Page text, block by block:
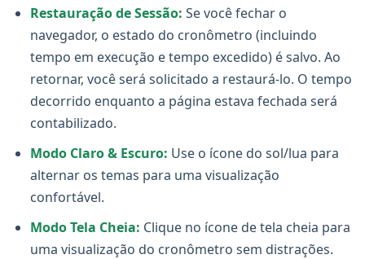
Restauração de Sessão: Se você fechar o
navegador, o estado do cronômetro (incluindo
tempo em execução e tempo excedido) é salvo. Ao
retornar, você será solicitado a restaurá-lo. O tempo
decorrido enquanto a página estava fechada será
contabilizado.
Modo Claro & Escuro: Use o ícone do sol/lua para
alternar os temas para uma visualização
confortável.
Modo Tela Cheia: Clique no ícone de tela cheia para
uma visualização do cronômetro sem distrações.